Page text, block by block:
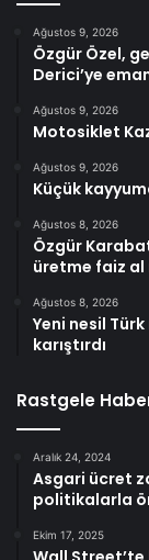
Ağustos 9, 2026
Özgür Özel,
Derici’ye
Ağustos 9, 2026
Motosiklet
Ağustos 9, 2026
Küçük
Ağustos 8, 2026
Özgür
üretme faiz al
Ağustos 8, 2026
Yeni nesil
karıştırdı
Rastgele
Aralık 24, 2024
Asgari ücret
politikalarla
Ekim 17, 2025